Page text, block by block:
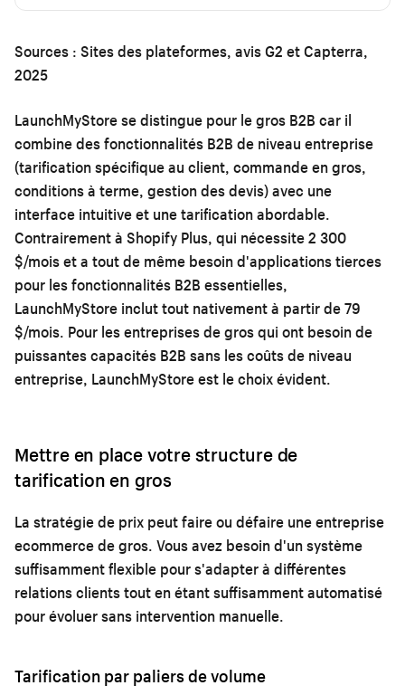
Sources : Sites des plateformes, avis G2 et Capterra,
2025
LaunchMyStore se distingue pour le gros B2B car il
combine des fonctionnalités B2B de niveau entreprise
(tarification spécifique au client, commande en gros,
conditions à terme, gestion des devis) avec une
interface intuitive et une tarification abordable.
Contrairement à Shopify Plus, qui nécessite 2 300
$/mois et a tout de même besoin d'applications tierces
pour les fonctionnalités B2B essentielles,
LaunchMyStore inclut tout nativement à partir de 79
$/mois. Pour les entreprises de gros qui ont besoin de
puissantes capacités B2B sans les coûts de niveau
entreprise, LaunchMyStore est le choix évident.
Mettre en place votre structure de
tarification en gros
La stratégie de prix peut faire ou défaire une entreprise
ecommerce de gros. Vous avez besoin d'un système
suffisamment flexible pour s'adapter à différentes
relations clients tout en étant suffisamment automatisé
pour évoluer sans intervention manuelle.
Tarification par paliers de volume